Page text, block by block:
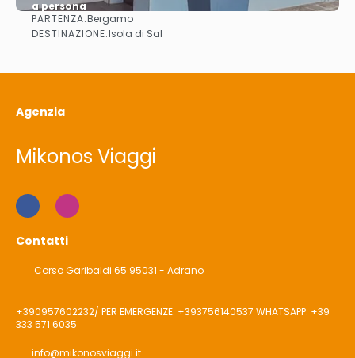
a persona
Vedere
PARTENZA:Bergamo
DESTINAZIONE:Isola di Sal
Agenzia
Mikonos Viaggi
Contatti
Corso Garibaldi 65 95031 - Adrano
+390957602232/ PER EMERGENZE: +393756140537 WHATSAPP: +39
333 571 6035
info@mikonosviaggi.it